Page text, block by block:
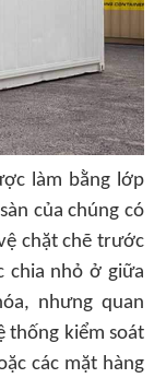
làm bằng lớp
của chúng có
chặt chẽ trước
chia nhỏ ở giữa
nhưng quan
thống kiểm soát
các mặt hàng